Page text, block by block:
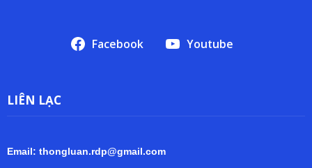
Facebook Youtube
LIÊN LẠC
Email: thongluan.rdp@gmail.com